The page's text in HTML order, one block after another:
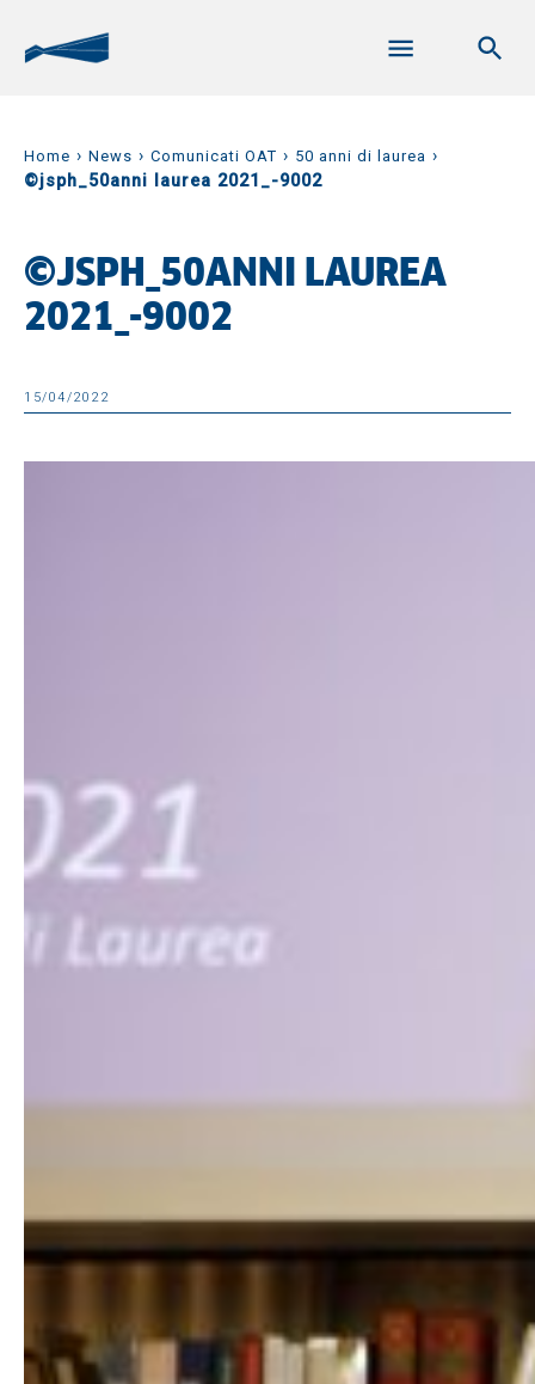
Home › News › Comunicati OAT › 50 anni di laurea ›
©jsph_50anni laurea 2021_-9002
©JSPH_50ANNI LAUREA
2021_-9002
15/04/2022